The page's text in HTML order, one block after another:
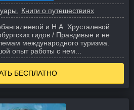
Книги о путешествиях
и Н.А. Хрусталевой
гидов / Правдивые и не
международного туризма.
опыт работы с нем...
БЕСПЛАТНО